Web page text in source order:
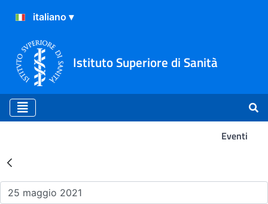
Istituto Superiore di Sanità
Eventi
Risultati della Ricerca -